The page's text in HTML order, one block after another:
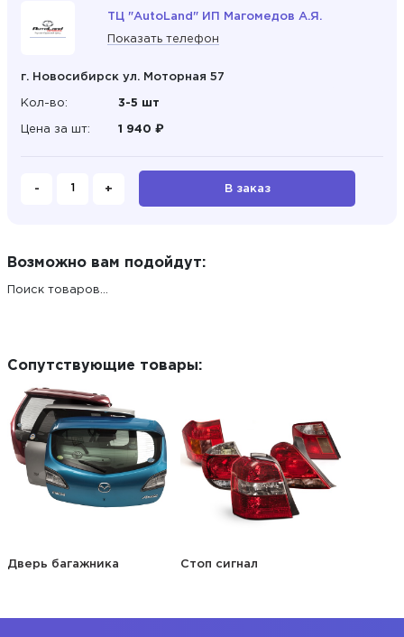
ТЦ "AutoLand" ИП Магомедов А.Я.
Показать телефон
г. Новосибирск ул. Моторная 57
Кол-во: 3-5 шт
Цена за шт: 1 940 ₽
- + В заказ
Возможно вам подойдут:
Поиск товаров...
Сопутствующие товары:
Дверь багажника Стоп сигнал